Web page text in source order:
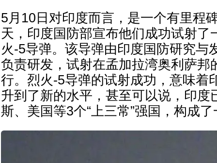
5月10日对印度而言，是一个有里程
天，印度国防部宣布他们成功试射了
火-5导弹。该导弹由印度国防研究与
负责研发，试射在孟加拉湾奥利萨邦
行。烈火-5导弹的试射成功，意味着
升到了新的水平，甚至可以说，印度
斯、美国等3个“上三常”强国，构成